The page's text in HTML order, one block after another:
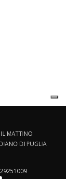
IL MATTINO
DI PUGLIA